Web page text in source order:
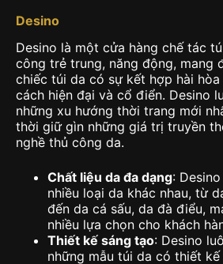
Desino
Desino là một cửa hàng chế tác
công trẻ trung, năng động, mang
chiếc túi da có sự kết hợp hài
cách hiện đại và cổ điển. Desino
những xu hướng thời trang mới
thời giữ gìn những giá trị truyền
nghề thủ công da.
Chất liệu da đa dạng:
nhiều loại da khác nhau, từ
đến da cá sấu, da đà điểu,
nhiều lựa chọn cho khách
Thiết kế sáng tạo: Desino
những mẫu túi da có thiết